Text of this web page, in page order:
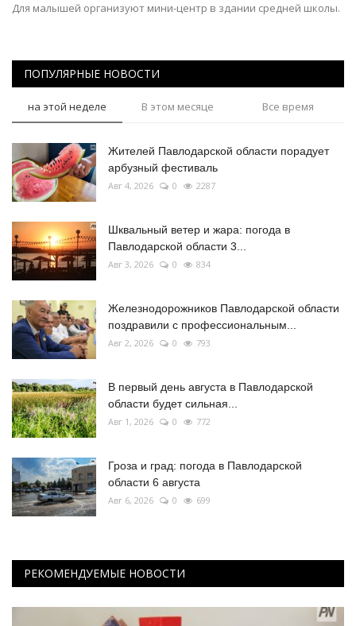
Для малышей организуют мини-центр в здании средней школы.
ПОПУЛЯРНЫЕ НОВОСТИ
на этой неделе В этом месяце Все время
Жителей Павлодарской области порадует
арбузный фестиваль
Авг 4, 2026 0 2287
Шквальный ветер и жара: погода в
Павлодарской области 3...
Авг 3, 2026 0 834
Железнодорожников Павлодарской области
поздравили с профессиональным...
Авг 2, 2026 0 793
В первый день августа в Павлодарской
области будет сильная...
Авг 1, 2026 0 772
Гроза и град: погода в Павлодарской
области 6 августа
Авг 6, 2026 0 699
РЕКОМЕНДУЕМЫЕ НОВОСТИ